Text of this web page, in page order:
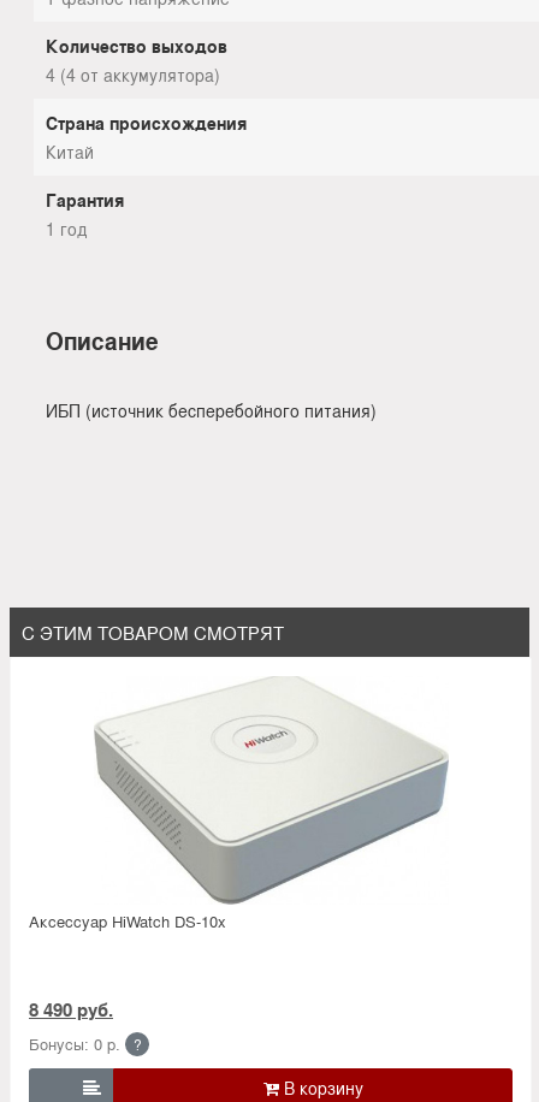
Количество выходов
4 (4 от аккумулятора)
Страна происхождения
Китай
Гарантия
1 год
Описание
ИБП (источник бесперебойного питания)
С ЭТИМ ТОВАРОМ СМОТРЯТ
Аксессуар HiWatch DS-10x
8 490 руб.
Бонусы: 0 р. ?
